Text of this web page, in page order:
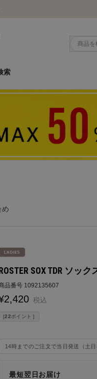
索
SOX TDR ソック
品番号 1092135607
2,420 税込
[22ポイント ]
14時までのご注文で当日発送（土日
最短翌日お届け